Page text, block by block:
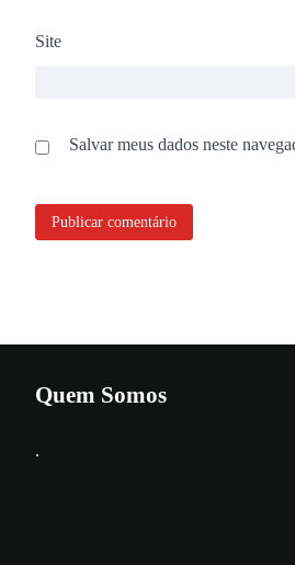
Site
Salvar meus dados neste
Quem Somos
.